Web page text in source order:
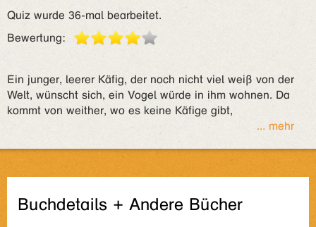
Quiz wurde 36-mal bearbeitet.
Bewertung:
Ein junger, leerer Käfig, der noch nicht viel weiß von der
Welt, wünscht sich, ein Vogel würde in ihm wohnen. Da
kommt von weither, wo es keine Käfige gibt,
... mehr
Buchdetails + Andere Bücher